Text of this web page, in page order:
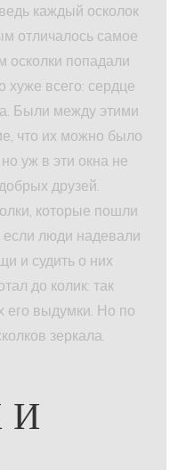
каждый осколок
отличалось самое
осколки попадали
хуже всего: сердце
Были между этими
что их можно было
уж в эти окна не
друзей.
которые пошли
если люди надевали
и судить о них
до колик: так
его выдумки. Но по
зеркала.
И